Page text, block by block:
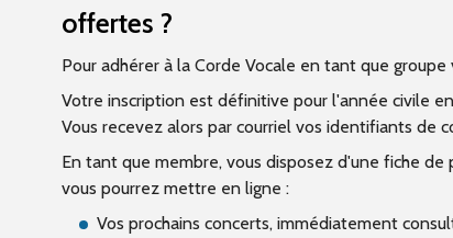
offertes ?
Pour adhérer à la Corde Vocale en tant que
Votre inscription est définitive pour l'année civile
Vous recevez alors par courriel vos identifiants de
En tant que membre, vous disposez d'une fiche
vous pourrez mettre en ligne :
Vos prochains concerts, immédiatement